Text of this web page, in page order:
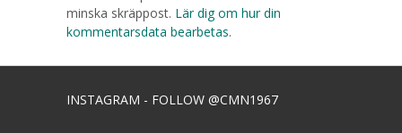
minska skräppost. Lär dig om hur din
kommentarsdata bearbetas.
INSTAGRAM - FOLLOW @CMN1967